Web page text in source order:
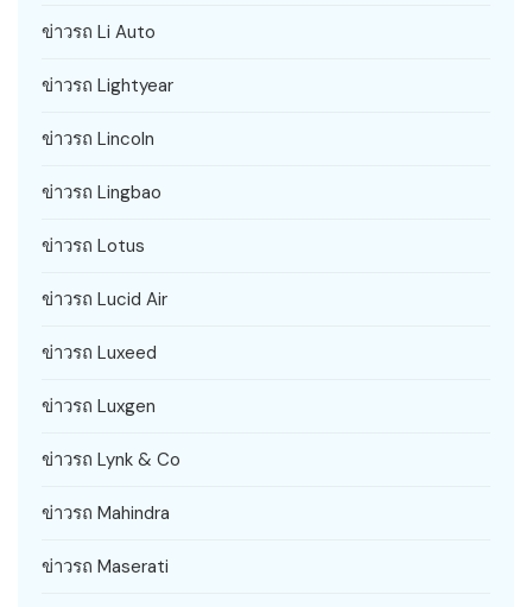
ข่าวรถ Li Auto
ข่าวรถ Lightyear
ข่าวรถ Lincoln
ข่าวรถ Lingbao
ข่าวรถ Lotus
ข่าวรถ Lucid Air
ข่าวรถ Luxeed
ข่าวรถ Luxgen
ข่าวรถ Lynk & Co
ข่าวรถ Mahindra
ข่าวรถ Maserati